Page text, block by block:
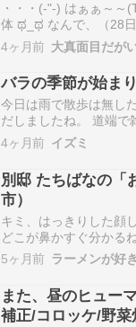
・・・(-"-) はぁぁ～～
体 ಥ⁠_⁠ಥ なんで、（28
になるのさぁ～？？？
る。 でも、、、食後に
ん。 解りたくない
頃と21:00過ぎの数値
4ヶ月前
バラの季節が始ま
今日は雨で散歩は無し
だしましたね。 道端で
ラが満開です。
ルード・ジェキル」す
ラもうっとりするよう
みがおいしそうに食べ
す…
4ヶ月前 イズミ
別邸 たちばなの「
市）
キミ、はっきりした顔
どこが鼻かすぐ分かる
す。 最近、メーランお
んですよね。朝昼カッ
がめんどくさいんです
ン、と思いました。北
点の朝ご飯を…
5ヶ月前 ラーメンが好
また、昼のヒュー
補正/コロッケ/野